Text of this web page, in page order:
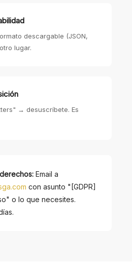
descargable (JSON,
lugar.
→ desuscríbete. Es
Email a
con asunto "[GDPR]
o lo que necesites.